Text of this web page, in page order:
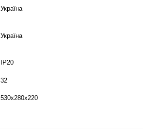
Україна
Україна
IP20
32
530х280х220